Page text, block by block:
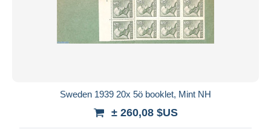
Sweden 1939 20x 5ö booklet, Mint NH
± 260,08 $US